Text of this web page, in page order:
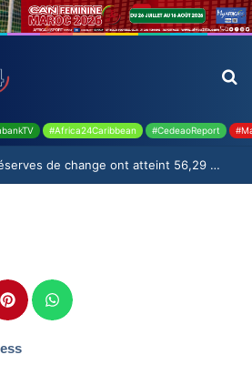
#Africa24Caribbean #CedeaoReport
Côte d’Ivoire : les réserves de change ont atteint 56,29 milliards USD en juillet